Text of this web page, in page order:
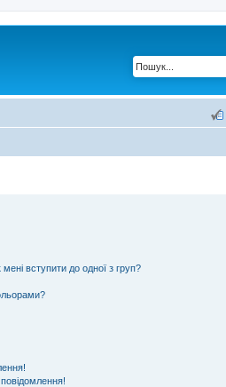
вступити до одної з груп?